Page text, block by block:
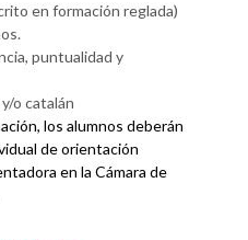
en formación reglada)
puntualidad y
o catalán
los alumnos deberán
de orientación
en la Cámara de